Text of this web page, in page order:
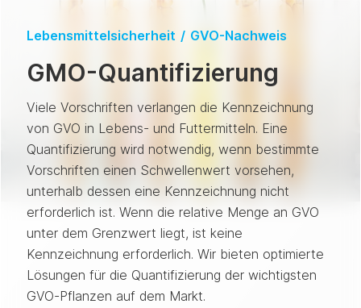
Lebensmittelsicherheit / GVO-Nachweis
GMO-Quantifizierung
Viele Vorschriften verlangen die Kennzeichnung
von GVO in Lebens- und Futtermitteln. Eine
Quantifizierung wird notwendig, wenn bestimmte
Vorschriften einen Schwellenwert vorsehen,
unterhalb dessen eine Kennzeichnung nicht
erforderlich ist. Wenn die relative Menge an GVO
unter dem Grenzwert liegt, ist keine
Kennzeichnung erforderlich. Wir bieten optimierte
Lösungen für die Quantifizierung der wichtigsten
GVO-Pflanzen auf dem Markt.